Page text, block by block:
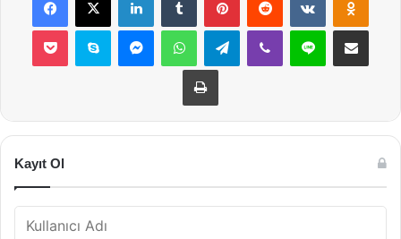
Pocket Skype MessengerWhatsAppTelegramViber Line E-Posta ile
Yazdır
Kayıt Ol